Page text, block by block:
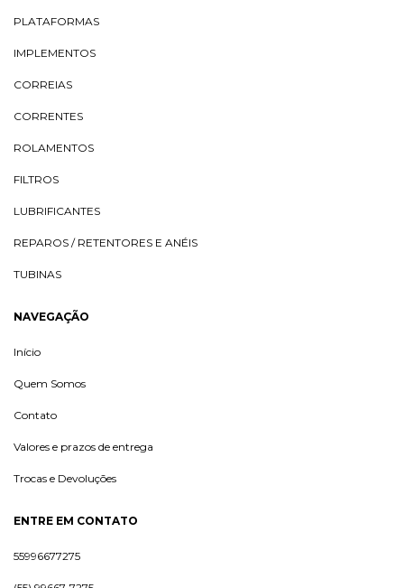
PLATAFORMAS
IMPLEMENTOS
CORREIAS
CORRENTES
ROLAMENTOS
FILTROS
LUBRIFICANTES
REPAROS / RETENTORES E ANÉIS
TUBINAS
NAVEGAÇÃO
Início
Quem Somos
Contato
Valores e prazos de entrega
Trocas e Devoluções
ENTRE EM CONTATO
55996677275